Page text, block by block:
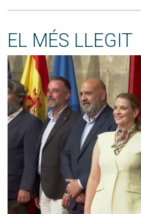
EL MÉS LLEGIT